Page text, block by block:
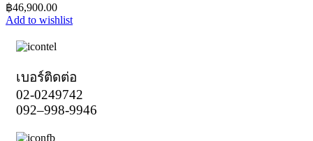
฿46,900.00
Add to wishlist
เบอร์ติดต่อ
02-0249742
092–998-9946